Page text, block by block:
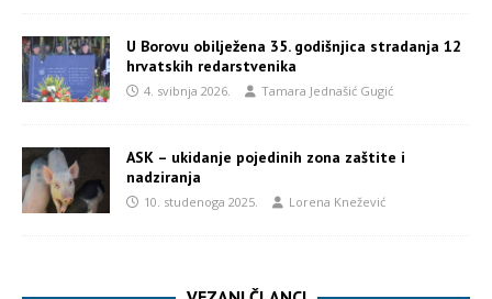
U Borovu obilježena 35. godišnjica stradanja 12
hrvatskih redarstvenika
4. svibnja 2026. Tamara Jednašić Gugić
ASK – ukidanje pojedinih zona zaštite i
nadziranja
10. studenoga 2025. Lorena Knežević